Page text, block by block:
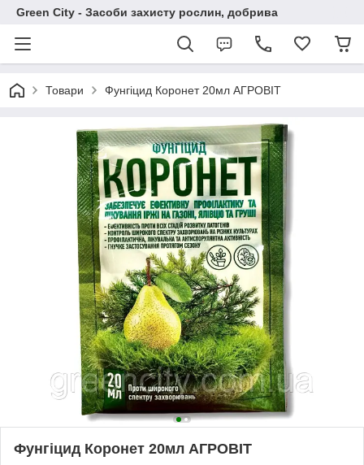
Green City - Засоби захисту рослин, добрива
Товари Фунгіцид Коронет 20мл АГРОВІТ
Фунгіцид Коронет 20мл АГРОВІТ